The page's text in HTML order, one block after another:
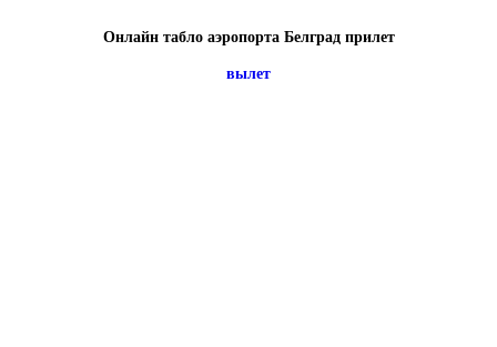
Онлайн табло аэропорта Белград прилет
вылет